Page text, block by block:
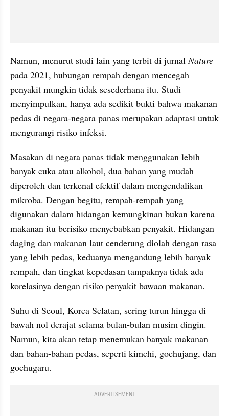
Namun, menurut studi lain yang terbit di jurnal
pada 2021, hubungan rempah dengan mencegah
penyakit mungkin tidak sesederhana itu. Studi
menyimpulkan, hanya ada sedikit bukti bahwa makanan
pedas di negara-negara panas merupakan adaptasi untuk
mengurangi risiko infeksi.
Masakan di negara panas tidak menggunakan lebih
banyak cuka atau alkohol, dua bahan yang mudah
diperoleh dan terkenal efektif dalam mengendalikan
mikroba. Dengan begitu, rempah-rempah yang
digunakan dalam hidangan kemungkinan bukan karena
makanan itu berisiko menyebabkan penyakit. Hidangan
daging dan makanan laut cenderung diolah dengan rasa
yang lebih pedas, keduanya mengandung lebih banyak
rempah, dan tingkat kepedasan tampaknya tidak ada
korelasinya dengan risiko penyakit bawaan makanan.
Suhu di Seoul, Korea Selatan, sering turun hingga di
bawah nol derajat selama bulan-bulan musim dingin.
Namun, kita akan tetap menemukan banyak makanan
dan bahan-bahan pedas, seperti kimchi, gochujang, dan
gochugaru.
ADVERTISEMENT